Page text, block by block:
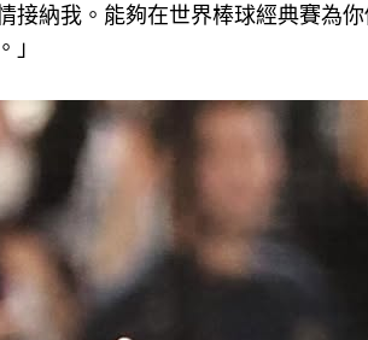
接納我。能夠在世界棒球經典賽為
」